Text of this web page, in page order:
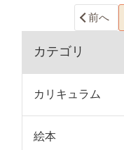
前へ
カテゴリ
カリキュラム
絵本